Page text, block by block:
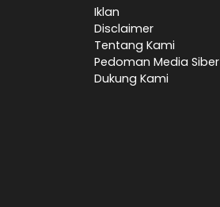
Iklan
Disclaimer
Tentang Kami
Pedoman Media Siber
Dukung Kami